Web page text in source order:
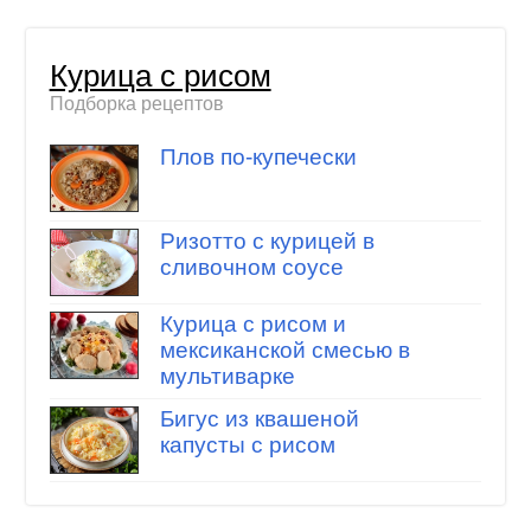
Курица с рисом
Подборка рецептов
Плов по-купечески
Ризотто с курицей в
сливочном соусе
Курица с рисом и
мексиканской смесью в
мультиварке
Бигус из квашеной
капусты с рисом